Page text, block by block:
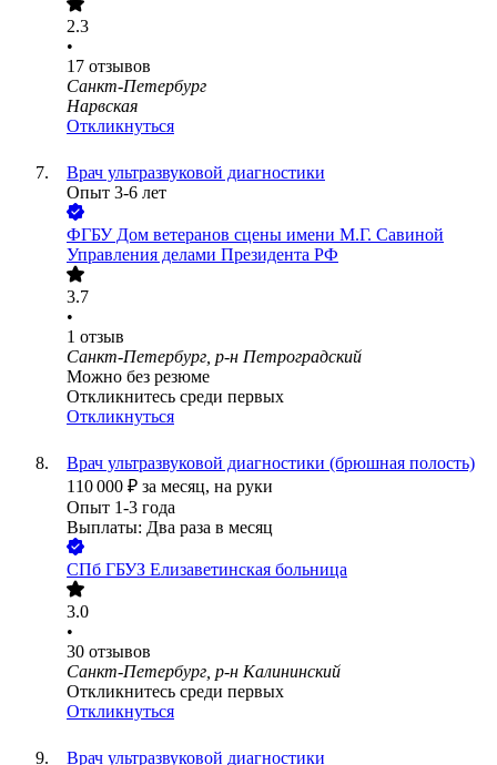
2.3
•
17 отзывов
Санкт-Петербург
Нарвская
Откликнуться
Врач ультразвуковой диагностики
Опыт 3-6 лет
ФГБУ Дом ветеранов сцены имени М.Г. Савиной
Управления делами Президента РФ
3.7
•
1 отзыв
Санкт-Петербург, р-н Петроградский
Можно без резюме
Откликнитесь среди первых
Откликнуться
Врач ультразвуковой диагностики (брюшная полость)
110 000 ₽ за месяц, на руки
Опыт 1-3 года
Выплаты: Два раза в месяц
СПб ГБУЗ Елизаветинская больница
3.0
•
30 отзывов
Санкт-Петербург, р-н Калининский
Откликнитесь среди первых
Откликнуться
Врач ультразвуковой диагностики